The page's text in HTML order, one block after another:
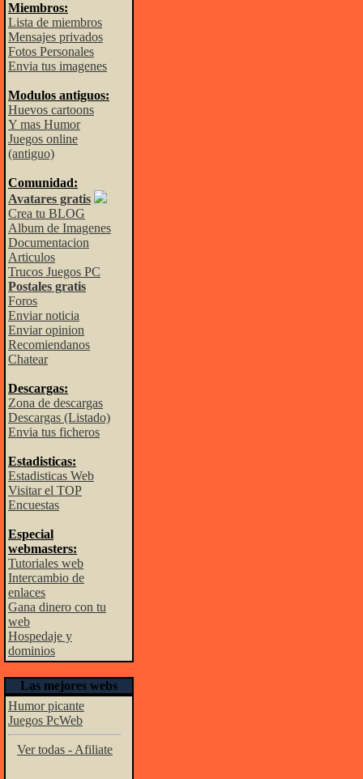
Miembros:
Lista de miembros
Mensajes privados
Fotos Personales
Envia tus imagenes
Modulos antiguos:
Huevos cartoons
Y mas Humor
Juegos online
(antiguo)
Comunidad:
Avatares gratis
Crea tu BLOG
Album de Imagenes
Documentacion
Articulos
Trucos Juegos PC
Postales gratis
Foros
Enviar noticia
Enviar opinion
Recomiendanos
Chatear
Descargas:
Zona de descargas
Descargas (Listado)
Envia tus ficheros
Estadisticas:
Estadisticas Web
Visitar el TOP
Encuestas
Especial
webmasters:
Tutoriales web
Intercambio de
enlaces
Gana dinero con tu
web
Hospedaje y
dominios
Las mejores webs
Humor picante
Juegos PcWeb
Ver todas - Afiliate